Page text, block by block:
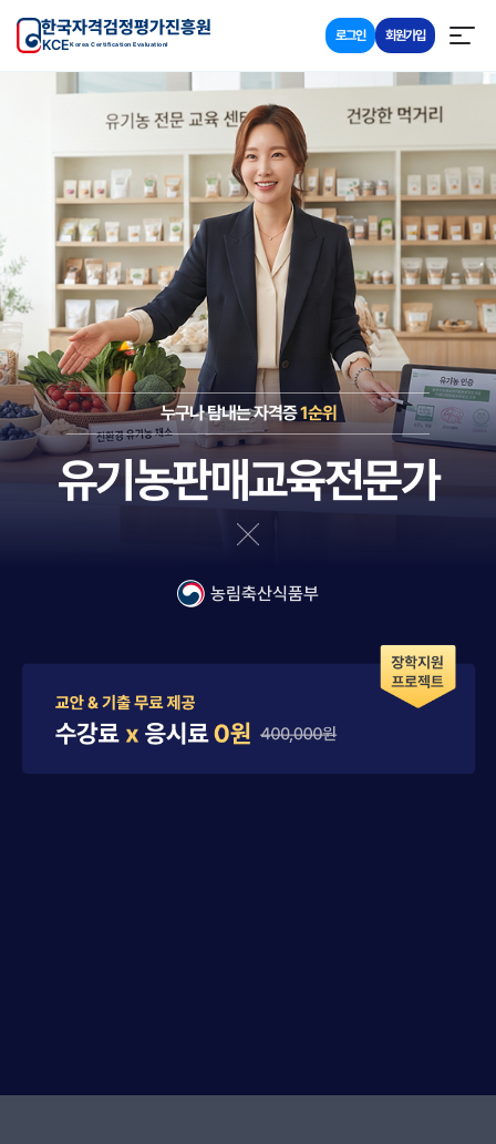
한국자격검정평가진흥원
KCEKorea Certification Evaluationl
로그인 회원가입
누구나 탐내는 자격증1순위
유기농판매교육전문가
농림축산식품부